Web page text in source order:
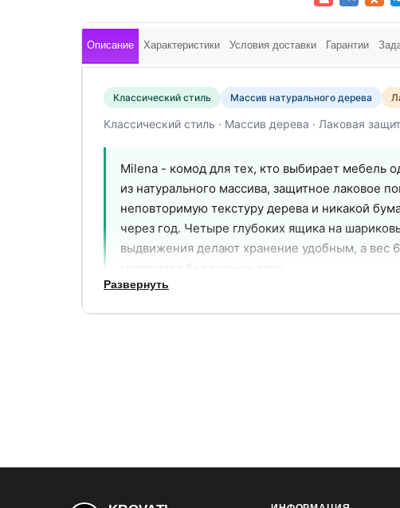
Описание Характеристики Условия доставки Гарантии
Классический стиль Массив натурального дерева
Классический стиль · Массив дерева · Лаковая
Milena - комод для тех, кто выбирает мебель
из натурального массива, защитное лаковое
неповторимую текстуру дерева и никакой
через год. Четыре глубоких ящика на
выдвижения делают хранение удобным, а вес
материала без лишних слов.
Развернуть